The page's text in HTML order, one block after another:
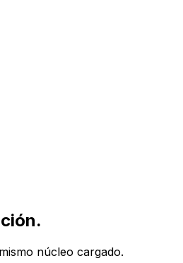
núcleo cargado.